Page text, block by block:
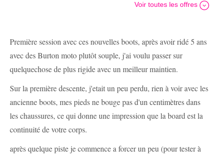
Voir toutes les offres
Première session avec ces nouvelles boots, après avoir ridé 5 ans
avec des Burton moto plutôt souple, j'ai voulu passer sur
quelquechose de plus rigide avec un meilleur maintien.
Sur la première descente, j'etait un peu perdu, rien à voir avec les
ancienne boots, mes pieds ne bouge pas d'un centimètres dans
les chaussures, ce qui donne une impression que la board est la
continuité de votre corps.
après quelque piste je commence a forcer un peu (pour tester à